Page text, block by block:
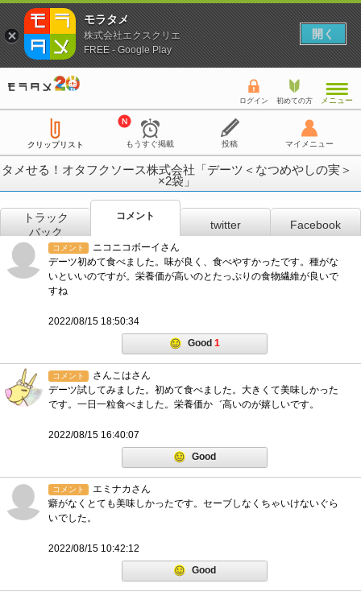
ログイン 初めての方 メニュー
クリップリスト もうすぐ掲載 投稿 マイメニュー
タメせる！オタフクソース株式会社「デーツ＜なつめやしの実＞
×2袋」
トラック
バック
コメント
twitter Facebook
コメント
ニコニコボーイさん
デーツ初めて食べました。味が良く、食べやすかったです。種がな
いといいのですが。栄養価が高いのとたっぷりの食物繊維が良いで
すね
2022/08/15 18:50:34
Good 1
コメント
さんこはさん
デーツ試してみました。初めて食べました。大きくて美味しかった
です。一日一粒食べました。栄養価か゛高いのが嬉しいです。
2022/08/15 16:40:07
Good
コメント
エミナカさん
癖がなくとても美味しかったです。セーブしなくちゃいけないぐら
いでした。
2022/08/15 10:42:12
Good
モラタメ
株式会社エクスクリエ
FREE - Google Play
開く